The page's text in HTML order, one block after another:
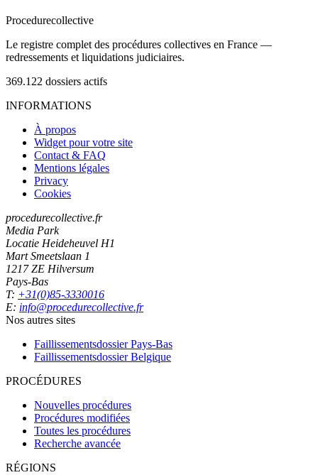
Procedurecollective
Le registre complet des procédures collectives en France —
redressements et liquidations judiciaires.
369.122 dossiers actifs
INFORMATIONS
À propos
Widget pour votre site
Contact & FAQ
Mentions légales
Privacy
Cookies
procedurecollective.fr
Media Park
Locatie Heideheuvel H1
Mart Smeetslaan 1
1217 ZE Hilversum
Pays-Bas
T: +31(0)85-3330016
E: info@procedurecollective.fr
Nos autres sites
Faillissementsdossier Pays-Bas
Faillissementsdossier Belgique
PROCÉDURES
Nouvelles procédures
Procédures modifiées
Toutes les procédures
Recherche avancée
RÉGIONS